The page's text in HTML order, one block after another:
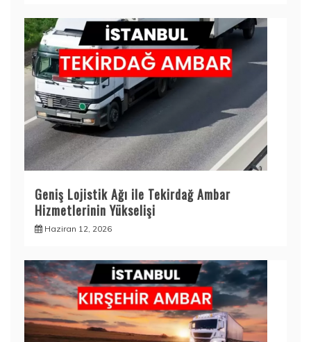
Geniş Lojistik Ağı ile Tekirdağ Ambar
Hizmetlerinin Yükselişi
Haziran 12, 2026